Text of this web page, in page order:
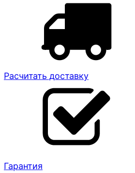
Расчитать доставку
Гарантия